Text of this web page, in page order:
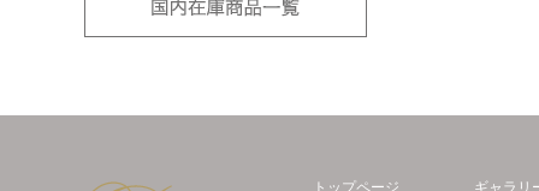
Decor Maison 輸入壁紙・北欧スウェー
トップページ
ギャラリ